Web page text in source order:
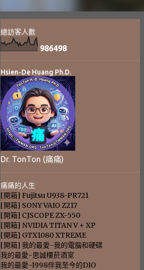
總訪客人數
986498
Hsien-De Huang Ph.D.
Dr. TonTon (痛痛)
痛痛的人生
[開箱] Fujitsu U938-PR721
[開箱] SONY VAIO Z217
[開箱] CJSCOPE ZX-550
[開箱] NVIDIA TITAN V + XP
[開箱] GTX1080 XTREME
[開箱] 我的最愛-我的電腦和硬碟
我的最愛-思誠樓菸酒室
我的最愛-1998伴我至今的DIO